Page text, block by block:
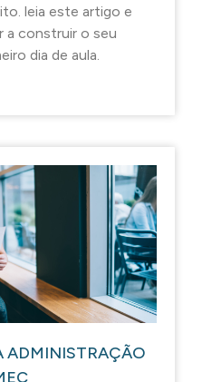
leia este artigo e
a construir o seu
dia de aula.
ADMINISTRAÇÃO